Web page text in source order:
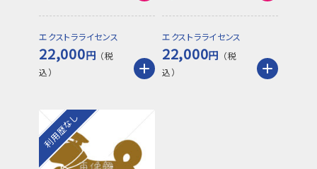
エクストラライセンス
22,000円
エクストラライセンス
22,000円
利用歴なし